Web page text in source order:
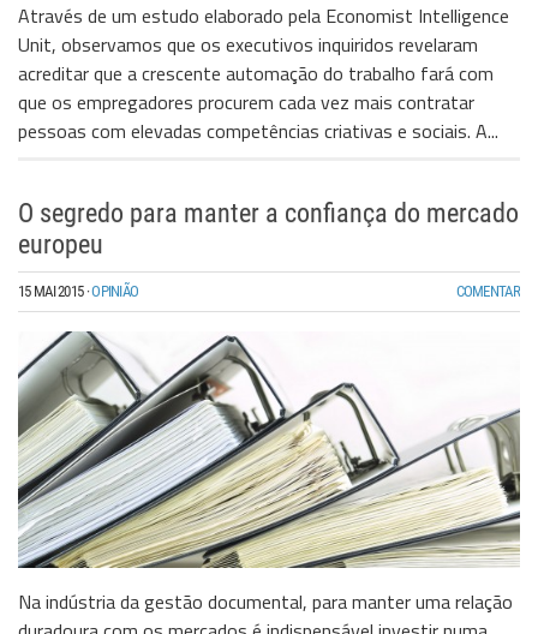
Através de um estudo elaborado pela Economist Intelligence
Unit, observamos que os executivos inquiridos revelaram
acreditar que a crescente automação do trabalho fará com
que os empregadores procurem cada vez mais contratar
pessoas com elevadas competências criativas e sociais. A...
O segredo para manter a confiança do mercado
europeu
15 MAI 2015·OPINIÃO COMENTAR
Na indústria da gestão documental, para manter uma relação